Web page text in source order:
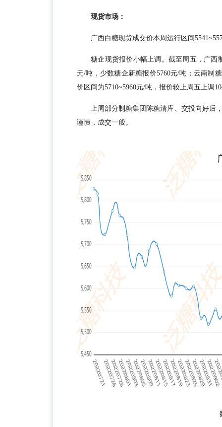
现货市场：
广西白糖现货成交价本周运行区间
糖企现货报价小幅上调。截至周五，广西
元/吨，少数糖企新糖报价5760元/吨；云南制
价区间为5710~5960元/吨，报价较上周五上调
上周部分制糖集团陈糖清库、交投向好后
谨慎，成交一般。